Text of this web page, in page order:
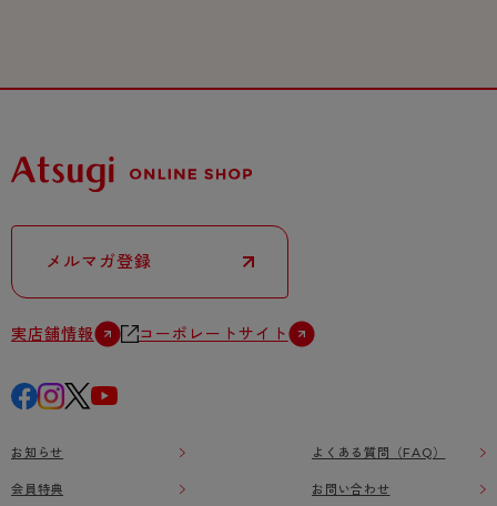
メルマガ登録
実店舗情報 コーポレートサイト
お知らせ
会員特典
よくある質問（FAQ）
お問い合わせ